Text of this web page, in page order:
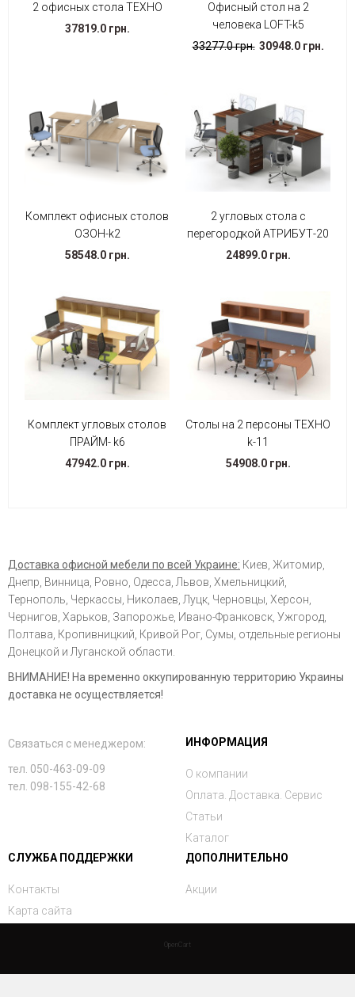
2 офисных стола ТЕХНО
37819.0 грн.
Офисный стол на 2
человека LOFT-k5
33277.0 грн. 30948.0 грн.
Комплект офисных столов
ОЗОН-k2
58548.0 грн.
2 угловых стола с
перегородкой АТРИБУТ-20
24899.0 грн.
Комплект угловых столов
ПРАЙМ- k6
47942.0 грн.
Столы на 2 персоны ТЕХНО
k-11
54908.0 грн.
Доставка офисной мебели по всей Украине: Киев, Житомир,
Днепр, Винница, Ровно, Одесса, Львов, Хмельницкий,
Тернополь, Черкассы, Николаев, Луцк, Черновцы, Херсон,
Чернигов, Харьков, Запорожье, Ивано-Франковск, Ужгород,
Полтава, Кропивницкий, Кривой Рог, Сумы, отдельные регионы
Донецкой и Луганской области.
ВНИМАНИЕ! На временно оккупированную территорию Украины
доставка не осуществляется!
Связаться с менеджером:
тел. 050-463-09-09
тел. 098-155-42-68
ИНФОРМАЦИЯ
О компании
Оплата. Доставка. Сервис
Статьи
Каталог
СЛУЖБА ПОДДЕРЖКИ
Контакты
Карта сайта
ДОПОЛНИТЕЛЬНО
Акции
OpenCart